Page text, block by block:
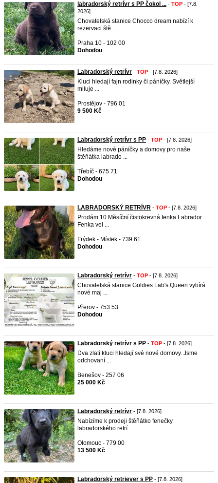
labradorský retrívr s PP čokol ... - TOP - [7.8.
2026]
Chovatelská stanice Chocco dream nabízí k
rezervaci ště ...
Praha 10 - 102 00
Dohodou
Labradorský retrívr - TOP - [7.8. 2026]
Kluci hledají fajn rodinky či páníčky. Světlejší
miluje ...
Prostějov - 796 01
9 500 Kč
Labradorský retrívr s PP - TOP - [7.8. 2026]
Hledáme nové páníčky a domovy pro naše
štěňátka labrado ...
Třebíč - 675 71
Dohodou
LABRADORSKÝ RETRÍVR - TOP - [7.8. 2026]
Prodám 10.Měsíční čistokrevná fenka Labrador.
Fenka vel ...
Frýdek - Místek - 739 61
Dohodou
Labradorský retrívr - TOP - [7.8. 2026]
Chovatelská stanice Goldies Lab's Queen vybírá
nové maj ...
Přerov - 753 53
Dohodou
Labradorský retrívr s PP - TOP - [7.8. 2026]
Dva zlatí kluci hledají své nové domovy. Jsme
odchovaní ...
Benešov - 257 06
25 000 Kč
Labradorský retrívr - [7.8. 2026]
Nabízíme k prodeji štěňátko fenečky
labradorského retrí ...
Olomouc - 779 00
13 500 Kč
Labradorský retriever s PP - [7.8. 2026]